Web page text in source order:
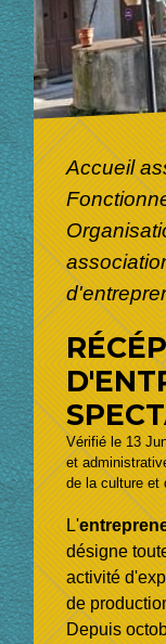
Accueil
Vérifié le 13
et
de la culture et
L'
désigne
activité
de
Depuis